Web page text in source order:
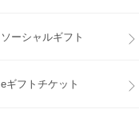
ソーシャルギフト
eギフトチケット